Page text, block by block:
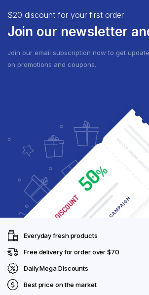
$20 discount for your first order
Join our newsletter
Join our email subscription now to get
on promotions and coupons.
Everyday fresh products
Free delivery for order over $70
Daily Mega Discounts
Best price on the market